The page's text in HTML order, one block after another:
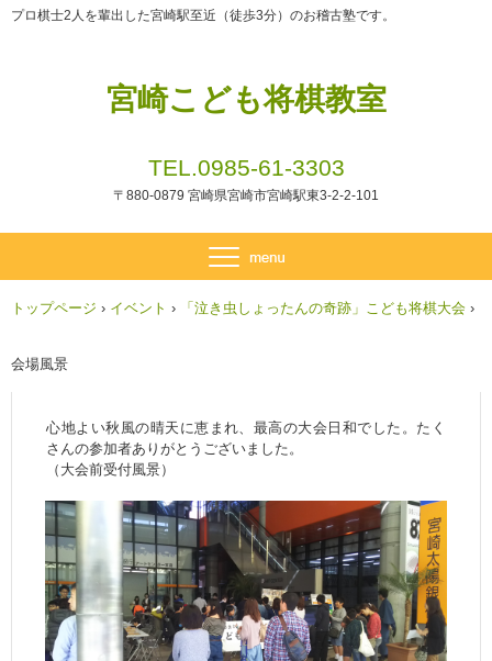
宮崎こども将棋教室
プロ棋士2人を輩出した宮崎駅至近（徒歩3分）のお稽古塾です。
TEL.0985-61-3303
〒880-0879 宮崎県宮崎市宮崎駅東3-2-2-101
トップページ › イベント › 「泣き虫しょったんの奇跡」こども将棋大会 ›
会場風景
心地よい秋風の晴天に恵まれ、最高の大会日和でした。たく
さんの参加者ありがとうございました。
（大会前受付風景）